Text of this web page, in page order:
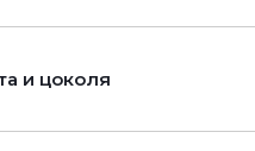
и цоколя